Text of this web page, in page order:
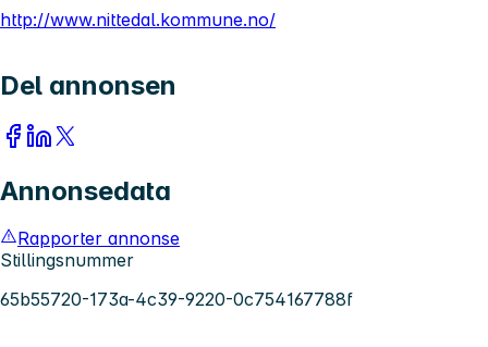
http://www.nittedal.kommune.no/
Del annonsen
Annonsedata
Rapporter annonse
Stillingsnummer
65b55720-173a-4c39-9220-0c754167788f